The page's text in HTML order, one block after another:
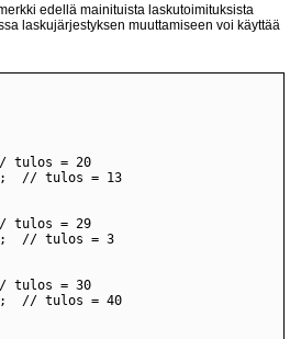
edellä mainituista laskutoimituksista
laskujärjestyksen muuttamiseen voi käyttää